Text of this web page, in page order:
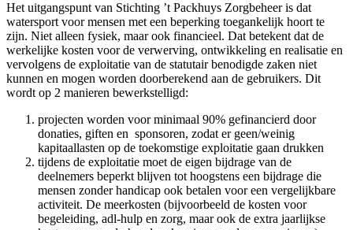
Het uitgangspunt van Stichting ’t Packhuys Zorgbeheer is dat
watersport voor mensen met een beperking toegankelijk hoort te
zijn. Niet alleen fysiek, maar ook financieel. Dat betekent dat de
werkelijke kosten voor de verwerving, ontwikkeling en realisatie en
vervolgens de exploitatie van de statutair benodigde zaken niet
kunnen en mogen worden doorberekend aan de gebruikers. Dit
wordt op 2 manieren bewerkstelligd:
projecten worden voor minimaal 90% gefinancierd door
donaties, giften en sponsoren, zodat er geen/weinig
kapitaallasten op de toekomstige exploitatie gaan drukken
tijdens de exploitatie moet de eigen bijdrage van de
deelnemers beperkt blijven tot hoogstens een bijdrage die
mensen zonder handicap ook betalen voor een vergelijkbare
activiteit. De meerkosten (bijvoorbeeld de kosten voor
begeleiding, adl-hulp en zorg, maar ook de extra jaarlijkse